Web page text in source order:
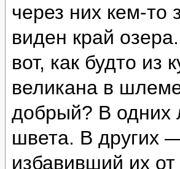
через них кем-то
виден край
вот, как будто из
великана в
добрый? В одних
швета. В других
избавивший их